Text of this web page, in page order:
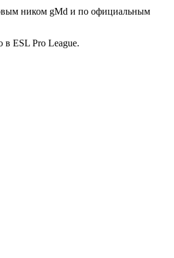
ником gMd и по официальным
в ESL Pro League.